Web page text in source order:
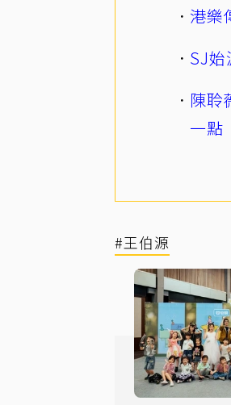
港樂
SJ
陳聆
一點
#王伯源